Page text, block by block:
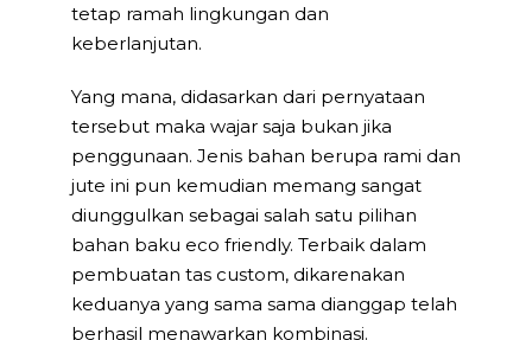
tetap ramah lingkungan dan
keberlanjutan.
Yang mana, didasarkan dari pernyataan
tersebut maka wajar saja bukan jika
penggunaan. Jenis bahan berupa rami dan
jute ini pun kemudian memang sangat
diunggulkan sebagai salah satu pilihan
bahan baku eco friendly. Terbaik dalam
pembuatan tas custom, dikarenakan
keduanya yang sama sama dianggap telah
berhasil menawarkan kombinasi.